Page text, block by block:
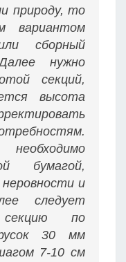
природу, то
вариантом
сборный
нужно
секций,
высота
бумагой,
и
следует
по
30 мм
7-10 см